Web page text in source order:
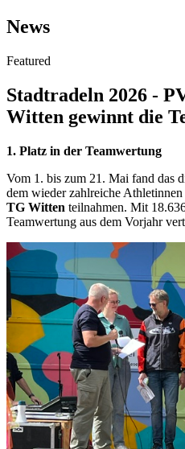
News
Featured
Stadtradeln 2026 -
Witten gewinnt die
1. Platz in der Teamwertung
Vom 1. bis zum 21. Mai fand das
dem wieder zahlreiche
TG Witten teilnahmen. Mit
Teamwertung aus dem Vorjahr